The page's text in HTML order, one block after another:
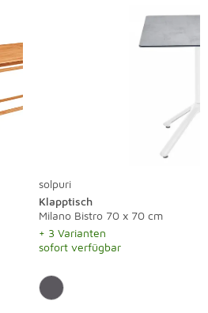
solpuri
Klapptisch
Milano Bistro 70 x 70 cm
+ 3 Varianten
sofort verfügbar